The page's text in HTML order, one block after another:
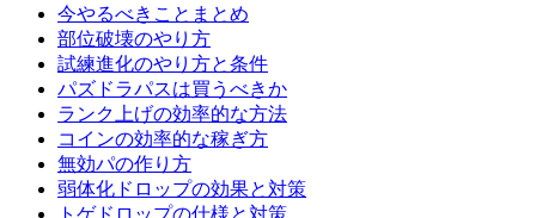
今やるべきことまとめ
部位破壊のやり方
試練進化のやり方と条件
パズドラパスは買うべきか
ランク上げの効率的な方法
コインの効率的な稼ぎ方
無効パの作り方
弱体化ドロップの効果と対策
トゲドロップの仕様と対策